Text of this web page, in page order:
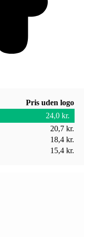
Pris uden logo
24,0 kr.
20,7 kr.
18,4 kr.
15,4 kr.